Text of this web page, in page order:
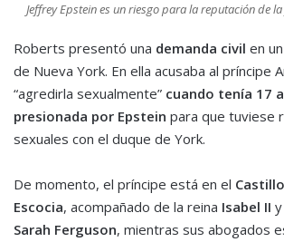
Jeffrey Epstein es un riesgo para la reputación de
Roberts presentó una demanda civil en
de Nueva York. En ella acusaba al príncipe
“agredirla sexualmente” cuando tenía 17
presionada por Epstein para que tuviese
sexuales con el duque de York.
De momento, el príncipe está en el
Escocia, acompañado de la reina Isabel II
Sarah Ferguson, mientras sus abogados